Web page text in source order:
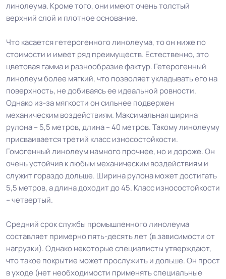
линолеума. Кроме того, они имеют очень толстый
верхний слой и плотное основание.
Что касается гетерогенного линолеума, то он ниже по
стоимости и имеет ряд преимуществ. Естественно, это
цветовая гамма и разнообразие фактур. Гетерогенный
линолеум более мягкий, что позволяет укладывать его на
поверхность, не добиваясь ее идеальной ровности.
Однако из-за мягкости он сильнее подвержен
механическим воздействиям. Максимальная ширина
рулона – 5,5 метров, длина – 40 метров. Такому линолеуму
присваивается третий класс износостойкости.
Гомогенный линолеум намного прочнее, но и дороже. Он
очень устойчив к любым механическим воздействиям и
служит гораздо дольше. Ширина рулона может достигать
5,5 метров, а длина доходит до 45. Класс износостойкости
– четвертый.
Средний срок службы промышленного линолеума
составляет примерно пять-десять лет (в зависимости от
нагрузки). Однако некоторые специалисты утверждают,
что такое покрытие может прослужить и дольше. Он прост
в уходе (нет необходимости применять специальные